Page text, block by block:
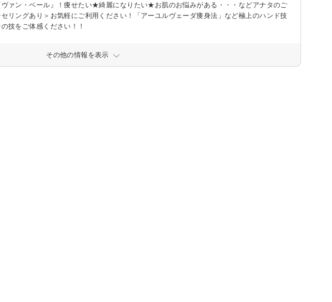
ヴァン・ベール』！痩せたい★綺麗になりたい★お肌のお悩みがある・・・などアナタのご
リングあり＞お気軽にご利用ください！「アーユルヴェーダ痩身法」など極上のハンド技
技をご体感ください！！
その他の情報を表示